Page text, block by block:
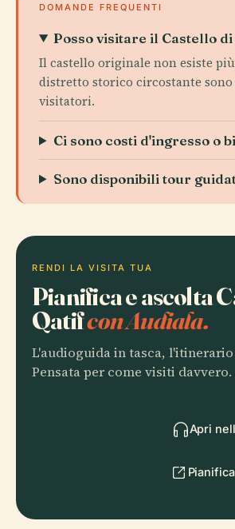
DOMANDE FREQUENTI
Posso visitare il Castello
Il castello originale non esiste
distretto storico circostante
visitatori.
Ci sono costi d'ingresso o
Sono disponibili tour
RENDI LA VISITA TUA
Pianifica e ascolta
Qatifcon Audiala.
L'audioguida in tasca,
Pensata per come visiti davvero.
Apri